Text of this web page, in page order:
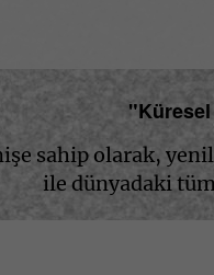
sahip olarak,
ile dünyadaki